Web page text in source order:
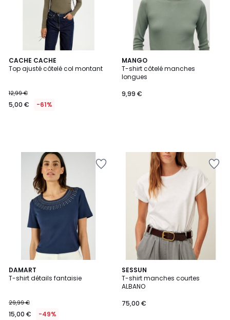
CACHE CACHE
Top ajusté côtelé col montant
12,99 €
5,00 € -61%
MANGO
T-shirt côtelé manches
longues
9,99 €
DAMART
T-shirt détails fantaisie
29,99 €
15,00 € -49%
3
Couleurs
SESSUN
T-shirt manches courtes
ALBANO
75,00 €